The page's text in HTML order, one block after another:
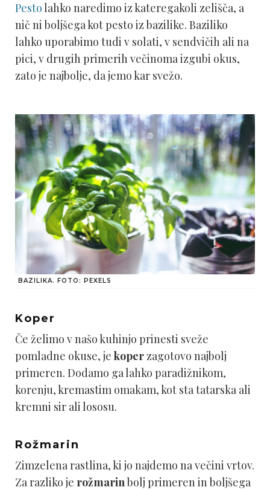
Pestolahko naredimo iz kateregakoli zelišča, a
nič ni boljšega kot pesto iz bazilike. Baziliko
lahko uporabimo tudi v solati, v sendvičih ali na
pici, v drugih primerih večinoma izgubi okus,
zato je najbolje, da jemo kar svežo.
BAZILIKA. FOTO: PEXELS
Koper
Če želimo v našo kuhinjo prinesti sveže
pomladne okuse, je koper zagotovo najbolj
primeren. Dodamo ga lahko paradižnikom,
korenju, kremastim omakam, kot sta tatarska ali
kremni sir ali lososu.
Rožmarin
Zimzelena rastlina, ki jo najdemo na večini vrtov.
Za razliko je rožmarinbolj primeren in boljšega